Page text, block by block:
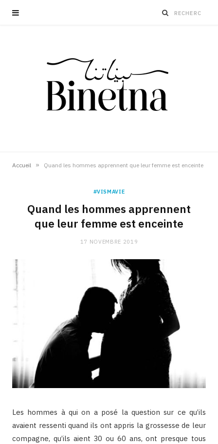
Accueil » Quand les hommes apprennent que leur femme est enceinte
#VISMAVIE
Quand les hommes apprennent
que leur femme est enceinte
17 NOVEMBRE 2019
Les hommes à qui on a posé la question sur ce qu’ils
avaient ressenti quand ils ont appris la grossesse de leur
compagne, qu’ils aient 30 ou 60 ans, ont presque tous